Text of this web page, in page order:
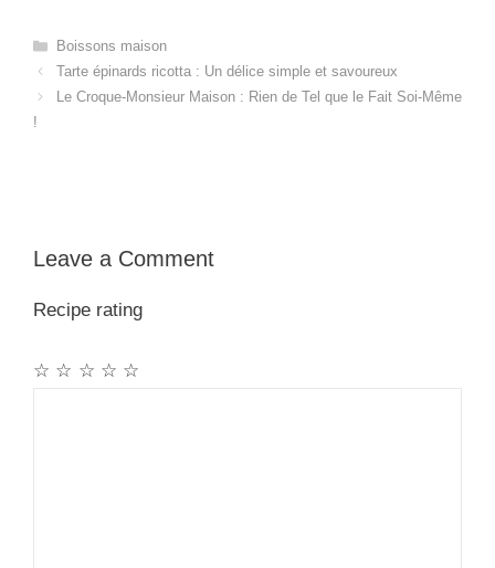
Categories
Boissons maison
Tarte épinards ricotta : Un délice simple et savoureux
Le Croque-Monsieur Maison : Rien de Tel que le Fait Soi-Même
!
Leave a Comment
Recipe rating
☆
☆
☆
☆
☆